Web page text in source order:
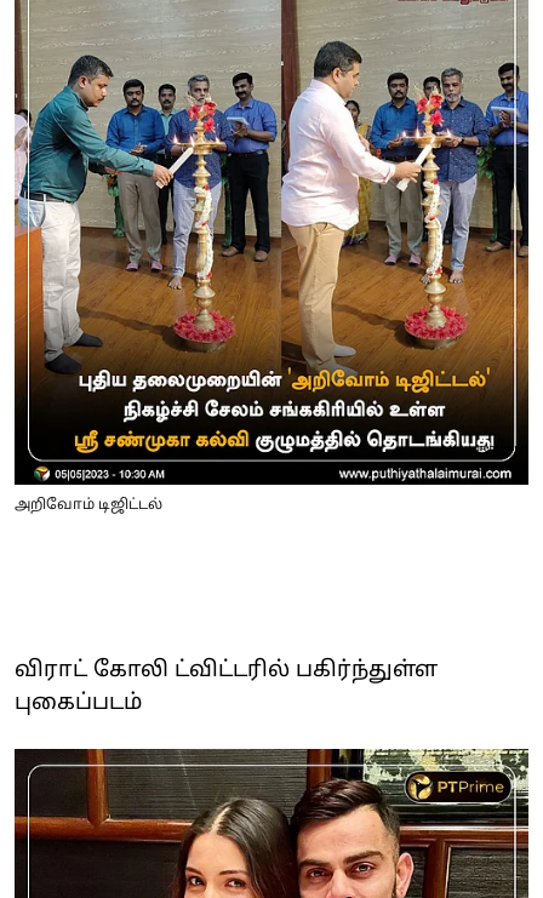
அறிவோம் டிஜிட்டல்
விராட் கோலி ட்விட்டரில் பகிர்ந்துள்ள
புகைப்படம்